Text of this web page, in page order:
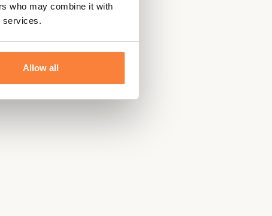
who may combine it with
services.
Allow all